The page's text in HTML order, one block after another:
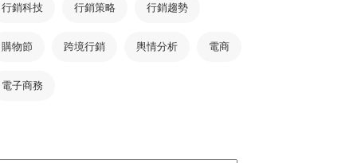
行銷科技 行銷策略 行銷趨勢
購物節 跨境行銷 輿情分析 電商
電子商務